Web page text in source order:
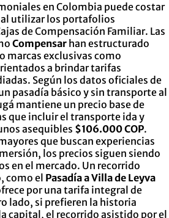
en Colombia puede costar
al utilizar los portafolios
de Compensación Familiar. Las
Compensar han estructurado
marcas exclusivas como
a brindar tarifas
Según los datos oficiales de
pasadía básico y sin transporte al
mantiene un precio base de
que incluir el transporte ida y
asequibles $106.000 COP.
que buscan experiencias
los precios siguen siendo
en el mercado. Un recorrido
como el Pasadía a Villa de Leyva
por una tarifa integral de
lado, si prefieren la historia
capital, el recorrido asistido por el